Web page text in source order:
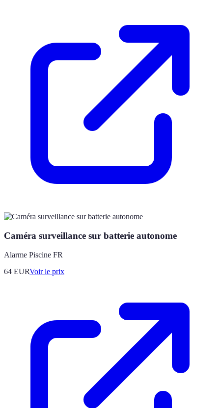
Caméra surveillance sur batterie autonome
Alarme Piscine FR
64 EURVoir le prix